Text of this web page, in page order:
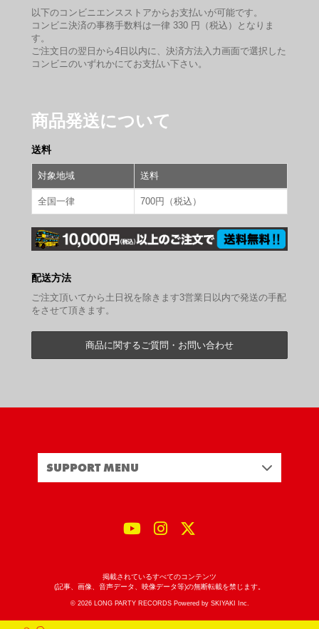
以下のコンビニエンスストアからお支払いが可能です。
コンビニ決済の事務手数料は一律 330 円（税込）となりま
す。
ご注文日の翌日から4日以内に、決済方法入力画面で選択した
コンビニのいずれかにてお支払い下さい。
商品発送について
送料
対象地域 送料
全国一律 700円（税込）
配送方法
ご注文頂いてから土日祝を除きます3営業日以内で発送の手配
をさせて頂きます。
商品に関するご質問・お問い合わせ
SUPPORT MENU
掲載されているすべてのコンテンツ
(記事、画像、音声データ、映像データ等)の無断転載を禁じます。
© 2026 LONG PARTY RECORDS Powered by SKIYAKI Inc.